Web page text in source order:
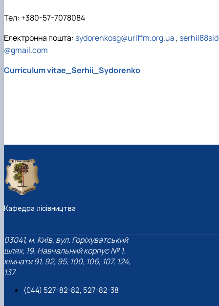
Тел: +380-57-7078084
Електронна пошта: sydorenkosg@uriffm.org.ua ,
@gmail.com
Curriculum vitae_Serhii_Sydorenko
Кафедра лісівництва
03041, м. Київ, вул. Горіхуватський
шлях, 19. Навчальний корпус № 1,
кімнати 91, 92, 95, 100, 106, 107, 124,
137
(044) 527-82-82, 527-82-38